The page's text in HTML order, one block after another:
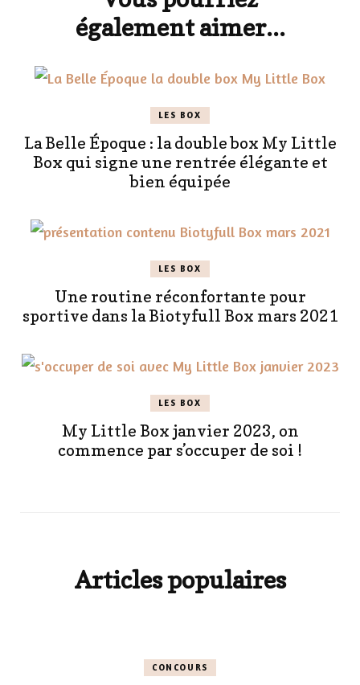
également aimer...
LES BOX
La Belle Époque : la double box My Little
Box qui signe une rentrée élégante et
bien équipée
LES BOX
Une routine réconfortante pour
sportive dans la Biotyfull Box mars 2021
LES BOX
My Little Box janvier 2023, on
commence par s’occuper de soi !
Articles populaires
CONCOURS